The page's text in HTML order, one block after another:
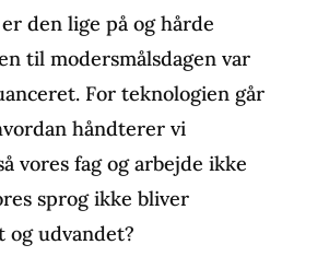
den lige på og hårde
til modersmålsdagen var
For teknologien går
håndterer vi
vores fag og arbejde ikke
sprog ikke bliver
udvandet?